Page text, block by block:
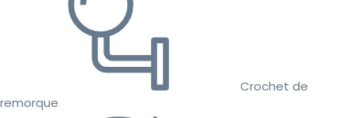
Crochet de
remorque